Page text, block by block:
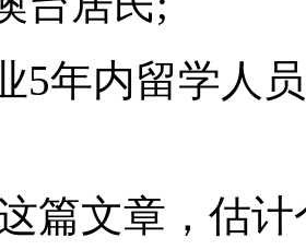
内留学人员
文章，估计